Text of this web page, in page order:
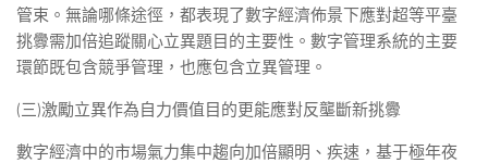
管束。無論哪條途徑，都表現了數字經濟佈景下應對超等平臺
挑釁需加倍追蹤關心立異題目的主要性。數字管理系統的主要
環節既包含競爭管理，也應包含立異管理。
(三)激勵立異作為自力價值目的更能應對反壟斷新挑釁
數字經濟中的市場氣力集中趨向加倍顯明、疾速，基于極年夜